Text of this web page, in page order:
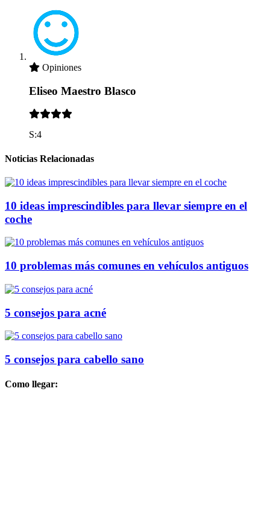
Opiniones
Eliseo Maestro Blasco
S:4
Noticias Relacionadas
10 ideas imprescindibles para llevar siempre en el
coche
10 problemas más comunes en vehículos antiguos
5 consejos para acné
5 consejos para cabello sano
Como llegar: